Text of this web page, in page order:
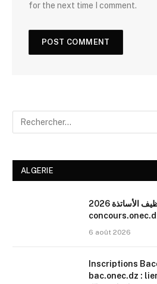
for the next time I comment.
ALGERIE
نتائج مسابقة توظيف الأساتذة 2026
6 août 2026
Inscriptions
bac.onec.dz :